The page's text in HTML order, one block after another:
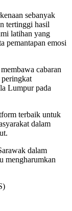
sebanyak
tertinggi hasil
latihan yang
pemantapan emosi
cabaran
Lumpur pada
terbaik untuk
dalam
dalam
mengharumkan